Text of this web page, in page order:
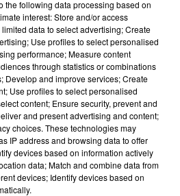
vendredi 18 et samedi 19
2026
Blanco invite Selena Gomez et
G sur son nouveau single
the following data processing based on
interest: Store and/or access
data to select advertising; Create
Use profiles to select personalised
performance; Measure content
through statistics or combinations
Develop and improve services; Create
Use profiles to select personalised
content; Ensure security, prevent and
and present advertising and content;
choices. These technologies may
IP address and browsing data to offer
devices based on information actively
data; Match and combine data from
devices; Identify devices based on